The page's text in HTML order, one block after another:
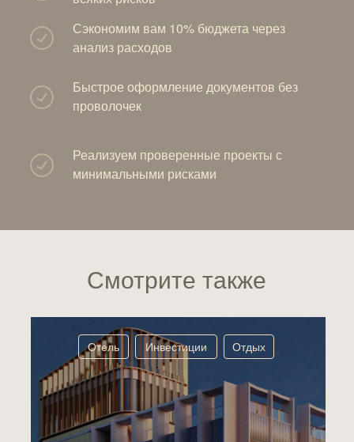
Реализуем проверенные проекты с
минимальными рисками
Быстрое оформление документов без
проволочек
Сэкономим вам 10% бюджета через
анализ расходов
Отдых
Инвестиции
Отель
Смотрите также